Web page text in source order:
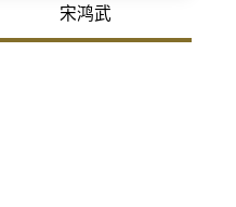
宋鸿武